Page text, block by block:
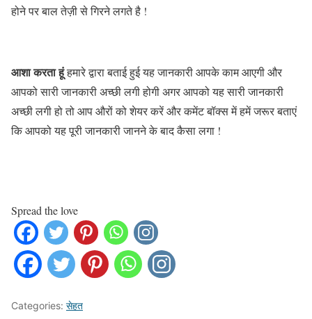
होने पर बाल तेज़ी से गिरने लगते है !
आशा करता हूंहमारे द्वारा बताई हुई यह जानकारी आपके काम आएगी और
आपको सारी जानकारी अच्छी लगी होगी अगर आपको यह सारी जानकारी
अच्छी लगी हो तो आप औरों को शेयर करें और कमेंट बॉक्स में हमें जरूर बताएं
कि आपको यह पूरी जानकारी जानने के बाद कैसा लगा !
Spread the love
Categories: सेहत